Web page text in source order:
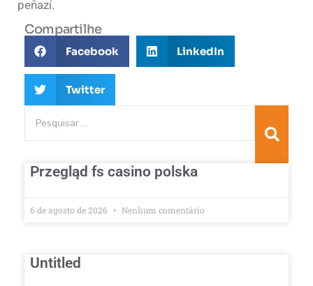
peňazí.
Compartilhe
Facebook LinkedIn
Twitter
Przegląd fs casino polska
6 de agosto de 2026 Nenhum comentário
Untitled